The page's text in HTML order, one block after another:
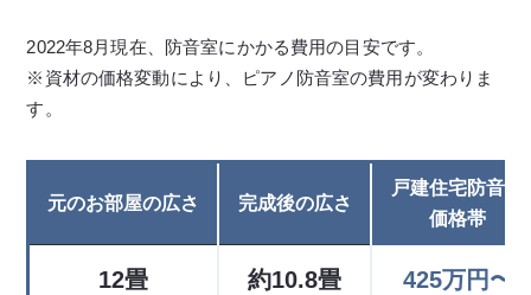
2022年8月現在、防音室にかかる費用の目安です。
※資材の価格変動により、ピアノ防音室の費用が変わりま
す。
元のお部屋の広さ 完成後の広さ
戸建住宅防音室
価格帯
12畳 約10.8畳 425万円〜